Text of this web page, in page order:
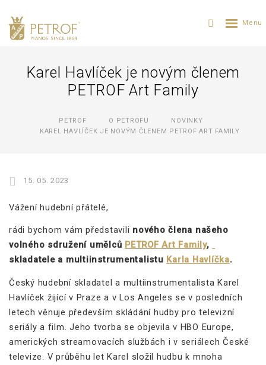
Karel Havlíček je novým členem
PETROF Art Family
PETROF O PETROFU
NOVINKY
KAREL HAVLÍČEK JE NOVÝM ČLENEM PETROF ART FAMILY
15. 05. 2023
Vážení hudební přátelé,
rádi bychom vám představili nového člena našeho
volného sdružení umělců PETROF Art Family,
skladatele a multiinstrumentalistu Karla Havlíčka.
Český hudební skladatel a multiinstrumentalista Karel
Havlíček žijící v Praze a v Los Angeles se v posledních
letech věnuje především skládání hudby pro televizní
seriály a film. Jeho tvorba se objevila v HBO Europe,
amerických streamovacích službách i v seriálech České
televize. V průběhu let Karel složil hudbu k mnoha